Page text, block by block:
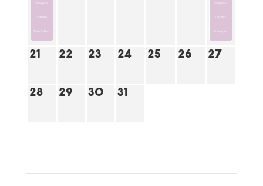
Volleyball Volleyball
21 22 23 24 25 26 27
28 29 30 31